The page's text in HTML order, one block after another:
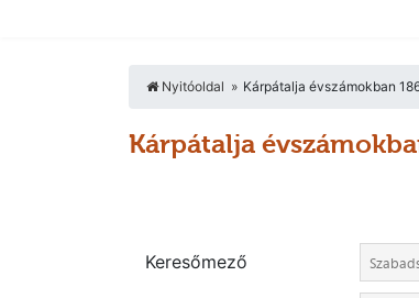
Nyitóoldal Kárpátalja évszámokban
Kárpátalja
Keresőmező